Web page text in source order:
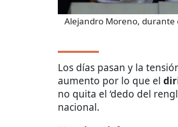
Alejandro Moreno, durante
Los días pasan y la
aumento por lo que el
no quita el ‘dedo del
nacional.